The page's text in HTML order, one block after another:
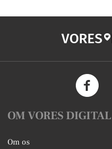
VORES
OM VORES DIGITAL
Om os